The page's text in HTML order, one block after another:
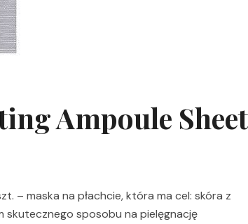
Ampoule Sheet
– maska na płachcie, która ma cel: skóra z
skutecznego sposobu na pielęgnację